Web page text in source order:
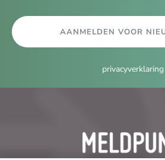
AANMELDEN VOOR
privacyverklaring